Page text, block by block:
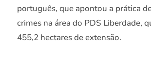
português, que apontou a prática
crimes na área do PDS Liberdade,
455,2 hectares de extensão.